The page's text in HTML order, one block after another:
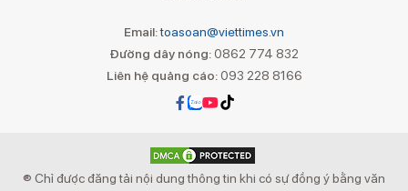
Email:toasoan@viettimes.vn
Đường dây nóng: 0862 774 832
Liên hệ quảng cáo:093 228 8166
® Chỉ được đăng tải nội dung thông tin khi có sự đồng ý bằng văn